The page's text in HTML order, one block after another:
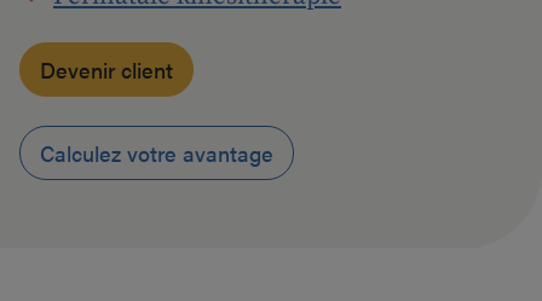
Devenir client
Calculez votre avantage